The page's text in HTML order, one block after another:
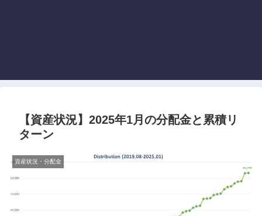
【資産状況】2025年1月の分配金と累積リ
ターン
資産状況・分配金